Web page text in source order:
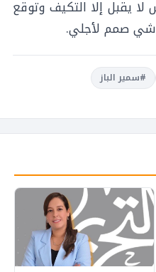
لا يقبل إلا التكيف وتوقع
شي صمم لأجلي.
#سمير الباز